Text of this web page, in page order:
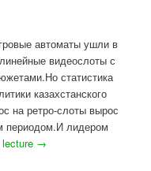
автоматы ушли в
видеослоты с
статистика
казахстанского
на ретро-слоты вырос
периодом.И лидером
→